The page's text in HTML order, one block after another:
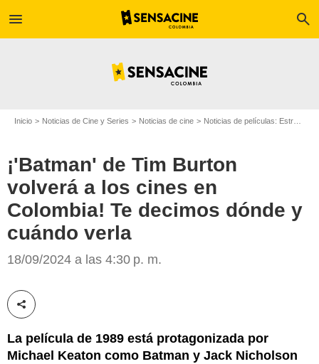
menu search
Inicio Noticias de Cine y Series Noticias de cine Noticias de películas: Estreno de película
¡'Batman' de Tim Burton
volverá a los cines en
Colombia! Te decimos dónde y
cuándo verla
18/09/2024 a las 4:30 p. m.
Compartir esta noticia
La película de 1989 está protagonizada por
Michael Keaton como Batman y Jack Nicholson
The Hollywood Reporter